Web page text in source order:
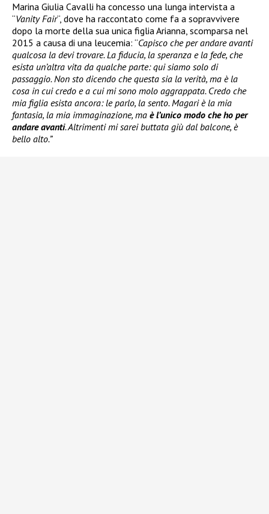
Marina Giulia Cavalli ha concesso una lunga intervista a
“Vanity Fair“, dove ha raccontato come fa a sopravvivere
dopo la morte della sua unica figlia Arianna, scomparsa nel
2015 a causa di una leucemia: “Capisco che per andare avanti
qualcosa la devi trovare. La fiducia, la speranza e la fede, che
esista un’altra vita da qualche parte: qui siamo solo di
passaggio. Non sto dicendo che questa sia la verità, ma è la
cosa in cui credo e a cui mi sono molo aggrappata. Credo che
mia figlia esista ancora: le parlo, la sento. Magari è la mia
fantasia, la mia immaginazione, ma è l’unico modo che ho per
andare avanti. Altrimenti mi sarei buttata giù dal balcone, è
bello alto.”